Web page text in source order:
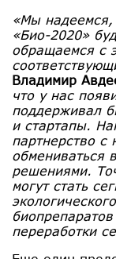
«Мы надеемся,
«Био-2020»
обращаемся с
Владимир
что у нас
поддерживал
и стартапы.
партнерство
обмениваться
решениями.
могут стать
переработки